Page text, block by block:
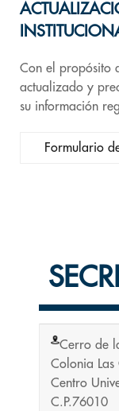
Con el propósito
actualizado y
su información
Formulario
Cerro de
Colonia Las
Centro
C.P.76010